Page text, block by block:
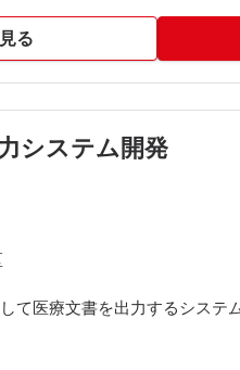
）
す
いしております。
る
システム開発
て医療文書を出力するシステ